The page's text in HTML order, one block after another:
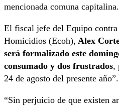
mencionada comuna capitalina.
El fiscal jefe del Equipo
Homicidios (Ecoh), Alex
será formalizado este
consumado y dos frustrados,
24 de agosto del presente año”.
“Sin perjuicio de que existen